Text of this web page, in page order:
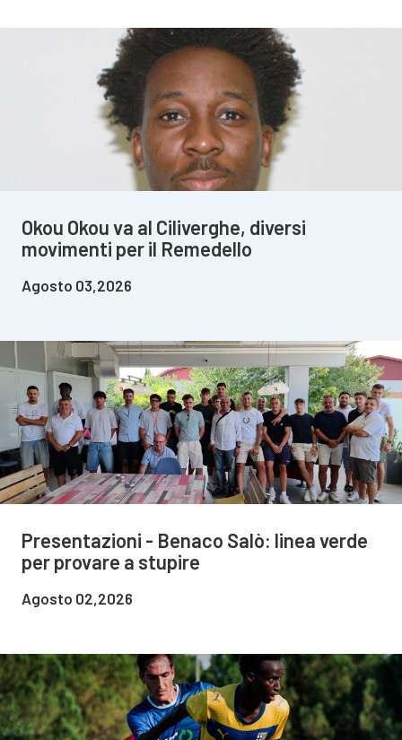
Okou Okou va al Ciliverghe, diversi
movimenti per il Remedello
Agosto 03,2026
Presentazioni - Benaco Salò: linea verde
per provare a stupire
Agosto 02,2026